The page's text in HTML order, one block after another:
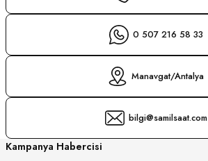
0 507 216 58 33
Manavgat/Antalya
bilgi@samilsaat.com
Kampanya Habercisi